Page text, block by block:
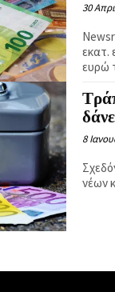
30
Newsroom Οι καταθέσεις του
εκατ.
ευρώ
8
νέων